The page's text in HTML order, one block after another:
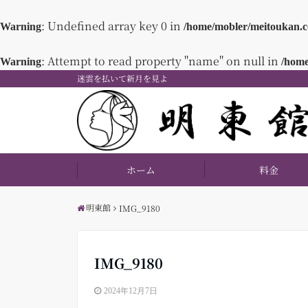
Warning: Undefined array key 0 in /home/mobler/
Warning: Attempt to read property "name" on null in /
迷雲を払いて新月を見よ
ホーム 料金
明東館 IMG_9180
IMG_9180
2024年12月7日